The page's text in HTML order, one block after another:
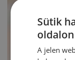
Sütik
oldalon
A jelen